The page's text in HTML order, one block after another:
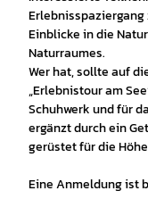
Einblicke in die
Naturraumes.
Wer hat, sollte auf
„Erlebnistour am
Schuhwerk und für
ergänzt durch ein
gerüstet für die
Eine Anmeldung ist